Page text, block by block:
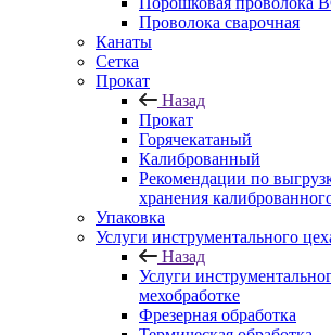
Проволока сварочная
Канаты
Сетка
Прокат
Назад
Прокат
Горячекатаный
Калиброванный
Рекомендации по
хранения
Упаковка
Услуги инструментального
Назад
Услуги
мехобработке
Фрезерная обработка